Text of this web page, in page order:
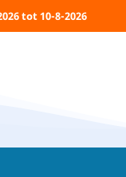
tot 10-8-2026